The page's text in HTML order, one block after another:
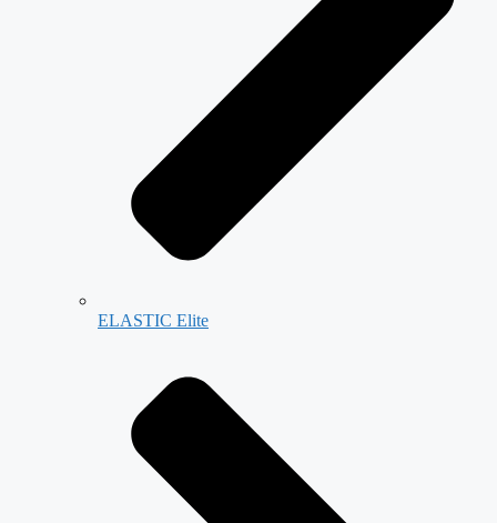
ELASTIC Elite